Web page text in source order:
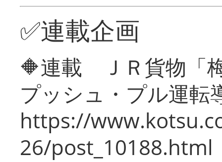
✅連載企画
🔶連載 ＪＲ貨物「
プッシュ・プル運転
https://
26/post_10188.html